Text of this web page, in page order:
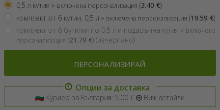
0,5 л кутия » включена персонализация (3.40 €)
комплект от 6 кутии, 0,5 л » включена персонализация (19.59 €)
комплект от 6 бутилки по 0,5 л и подаръчна кутия » включена
персонализация (21.79 €) (изчерпано)
ПЕРСОНАЛИЗИРАЙ
Опции за доставка
Куриер за България: 5.00 € Виж детайли